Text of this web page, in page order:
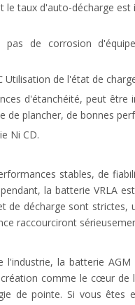
le taux d'auto-décharge
de corrosion
de l'état de
d'étanchéité, peut
plancher, de bonnes
Ni CD.
stables, de
la batterie VRLA
de décharge sont
raccourciront
la batterie
comme le cœur
de pointe. Si vous êtes